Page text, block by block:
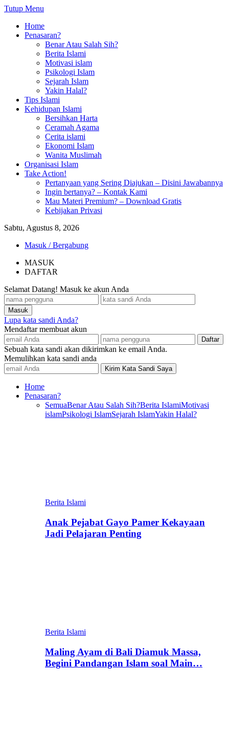
Tutup Menu
Home
Penasaran?
Benar Atau Salah Sih?
Berita Islami
Motivasi islam
Psikologi Islam
Sejarah Islam
Yakin Halal?
Tips Islami
Kehidupan Islami
Bersihkan Harta
Ceramah Agama
Cerita islami
Ekonomi Islam
Wanita Muslimah
Organisasi Islam
Take Action!
Pertanyaan yang Sering Diajukan – Disini Jawabannya
Ingin bertanya? – Kontak Kami
Mau Materi Premium? – Download Gratis
Kebijakan Privasi
Sabtu, Agustus 8, 2026
Masuk / Bergabung
MASUK
DAFTAR
Selamat Datang! Masuk ke akun Anda
Lupa kata sandi Anda?
Mendaftar membuat akun
Sebuah kata sandi akan dikirimkan ke email Anda.
Memulihkan kata sandi anda
Home
Penasaran?
SemuaBenar Atau Salah Sih?Berita IslamiMotivasi
islamPsikologi IslamSejarah IslamYakin Halal?
Berita Islami
Anak Pejabat Gayo Pamer Kekayaan
Jadi Pelajaran Penting
Berita Islami
Maling Ayam di Bali Diamuk Massa,
Begini Pandangan Islam soal Main…